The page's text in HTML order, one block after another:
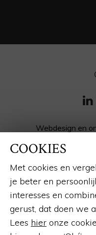
Webdesign en
COOKIES
Met cookies en
je beter en
interesses en
gerust, dat doen we
Lees hier onze